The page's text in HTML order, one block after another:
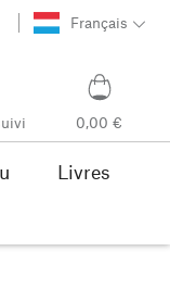
Français
0,00 €
Livres